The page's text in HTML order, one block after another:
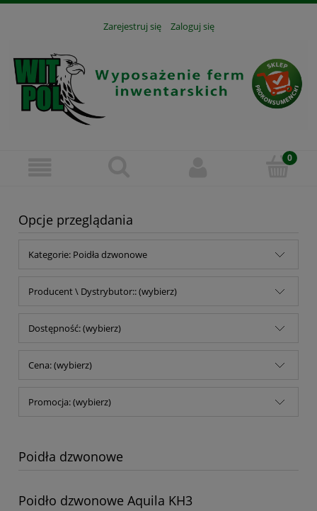
Zarejestruj się Zaloguj się
Opcje przeglądania
Kategorie: Poidła dzwonowe
Producent \ Dystrybutor:: (wybierz)
Dostępność: (wybierz)
Cena: (wybierz)
Promocja: (wybierz)
Poidła dzwonowe
Poidło dzwonowe Aquila KH3